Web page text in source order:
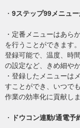
・ 9ステップ99メニュ
・定番メニューはあら
を行うことができます
登録可能で、温度、時
の設定など、きめ細や
・登録したメニューは
すことができ、いつで
作業の効率化に貢献しま
・ ドウコン連動/通電予